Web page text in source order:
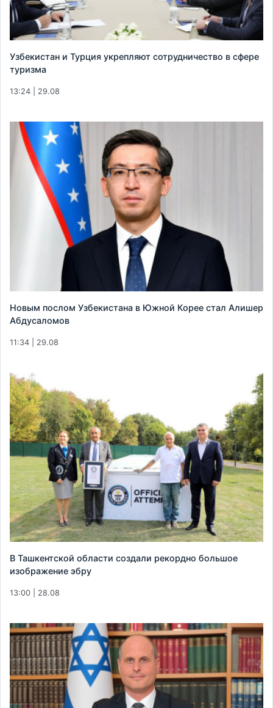
Узбекистан и Турция укрепляют сотрудничество в сфере
туризма
13:24 | 29.08
Новым послом Узбекистана в Южной Корее стал Алишер
Абдусаломов
11:34 | 29.08
В Ташкентской области создали рекордно большое
изображение эбру
13:00 | 28.08